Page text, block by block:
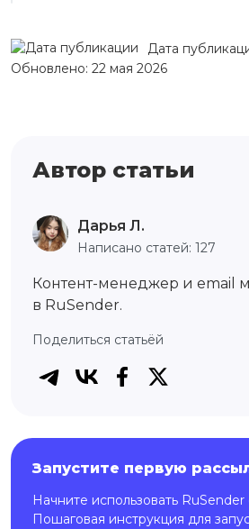
Дата
Обновлено: 22 мая 2026
Автор статьи
Дарья Л.
Написано статей: 127
Контент-менеджер и email
в RuSender.
Поделиться статьёй
Запустите первую
Начните использовать RuSender
Пошаговая инструкция для